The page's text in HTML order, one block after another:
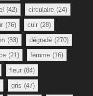
(42) circulaire (24)
(76) cuir (28)
(83) dégradé (270)
(21) femme (16)
fleur (84)
gris (47)